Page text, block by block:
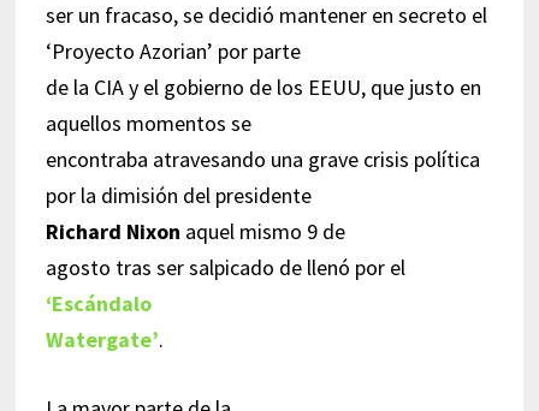
ser un fracaso, se decidió mantener en secreto el
‘Proyecto Azorian’ por parte
de la CIA y el gobierno de los EEUU, que justo en
aquellos momentos se
encontraba atravesando una grave crisis política
por la dimisión del presidente
Richard Nixon aquel mismo 9 de
agosto tras ser salpicado de llenó por el
‘Escándalo
Watergate’.